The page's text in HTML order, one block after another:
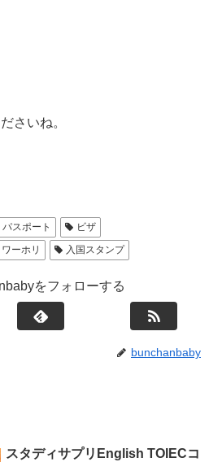
さいね。
パスポート
ビザ
ワーホリ 入国スタンプ
をフォローする
bunchanbaby
スタディサプリEnglish TOIECコ